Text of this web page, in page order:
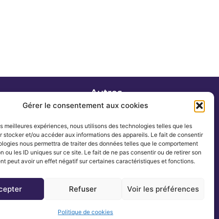
Gérer le consentement aux cookies
meilleures expériences, nous utilisons des technologies telles que les
stocker et/ou accéder aux informations des appareils. Le fait de consentir
nous permettra de traiter des données telles que le comportement
ou les ID uniques sur ce site. Le fait de ne pas consentir ou de retirer son
peut avoir un effet négatif sur certaines caractéristiques et fonctions.
Refuser Voir les préférences
Politique de cookies
Autres
Actualités
Romans
Contact